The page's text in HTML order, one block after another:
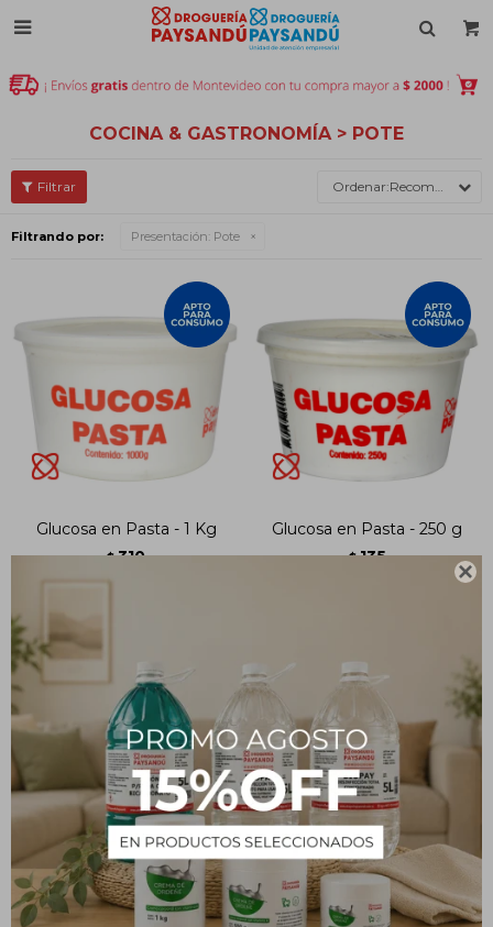


COCINA & GASTRONOMÍA > POTE
Recomendados
Filtrando por: Presentación: Pote
Glucosa en Pasta - 1 Kg
$ 310
Glucosa en Pasta - 250 g
$ 135